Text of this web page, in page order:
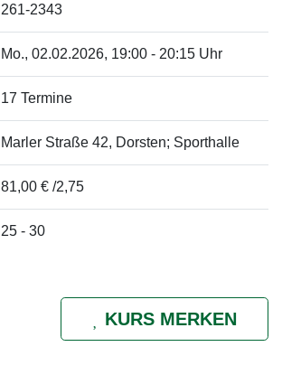
261-2343
Mo., 02.02.2026, 19:00 - 20:15 Uhr
17 Termine
Marler Straße 42, Dorsten; Sporthalle
81,00 € /2,75
25 - 30
KURS MERKEN